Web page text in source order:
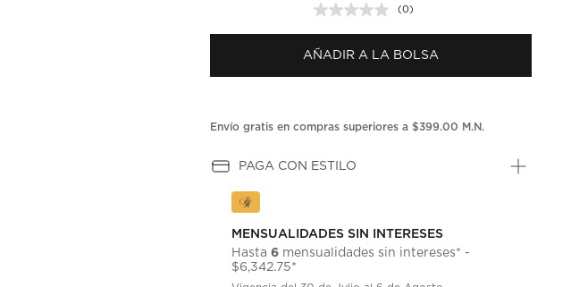
Sin
puntuación.
en
la
(0)
AÑADIR A LA BOLSA
Envío gratis en compras superiores a $399.00 M.N.
PAGA CON ESTILO
MENSUALIDADES SIN INTERESES
Hasta6 mensualidades sin intereses* -
$6,342.75*